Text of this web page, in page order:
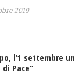
2019
l’1 settembre un
Pace”